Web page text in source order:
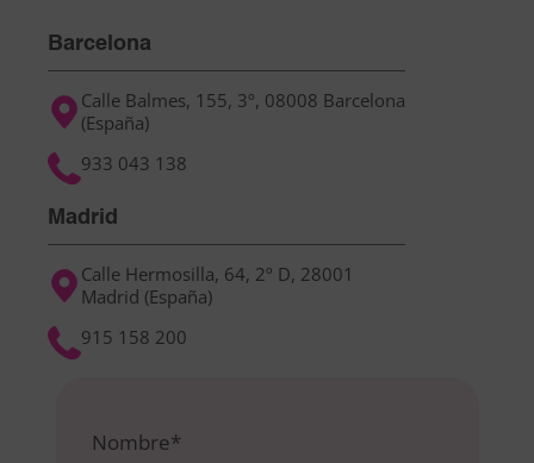
Barcelona
Calle Balmes, 155, 3º, 08008 Barcelona
(España)
933 043 138
Madrid
Calle Hermosilla, 64, 2º D, 28001
Madrid (España)
915 158 200